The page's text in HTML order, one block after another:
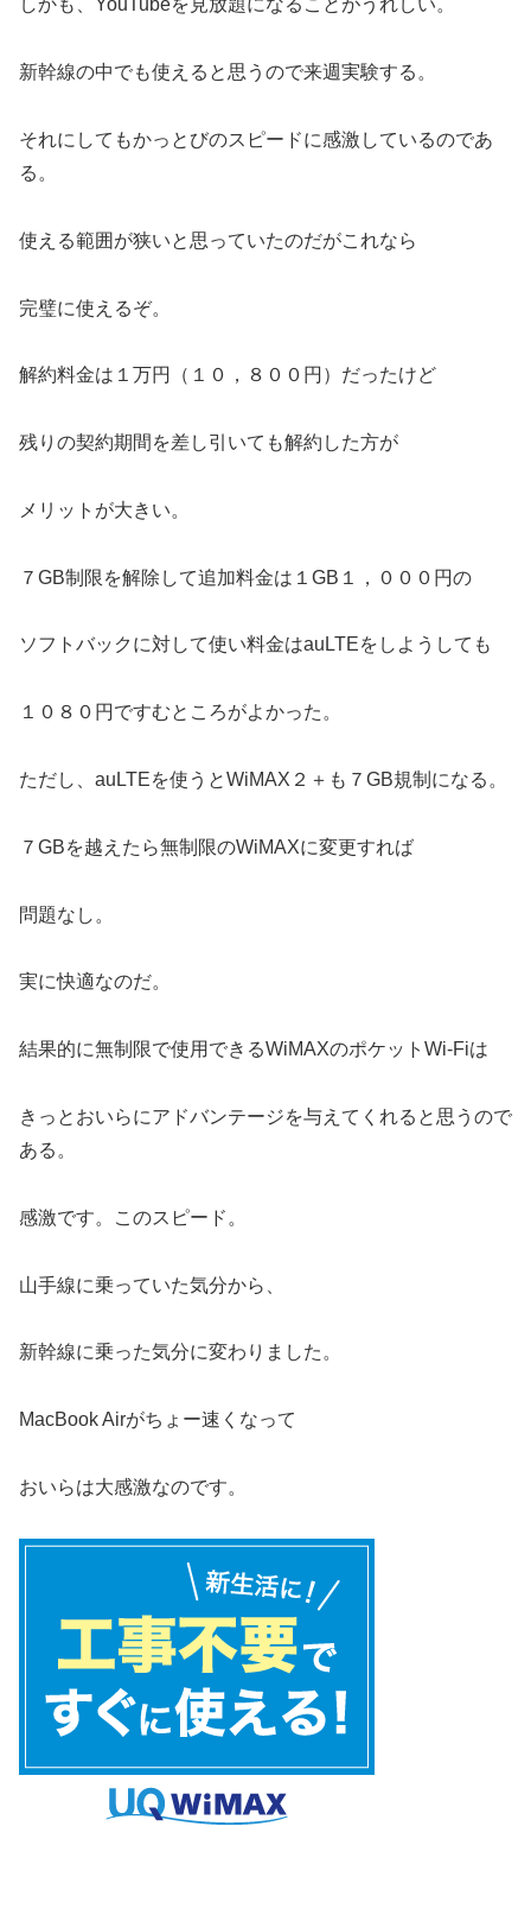
しかも、YouTubeを見放題になることがうれしい。
新幹線の中でも使えると思うので来週実験する。
それにしてもかっとびのスピードに感激しているのであ
る。
使える範囲が狭いと思っていたのだがこれなら
完璧に使えるぞ。
解約料金は１万円（１０，８００円）だったけど
残りの契約期間を差し引いても解約した方が
メリットが大きい。
７GB制限を解除して追加料金は１GB１，０００円の
ソフトバックに対して使い料金はauLTEをしようしても
１０８０円ですむところがよかった。
ただし、auLTEを使うとWiMAX２＋も７GB規制になる。
７GBを越えたら無制限のWiMAXに変更すれば
問題なし。
実に快適なのだ。
結果的に無制限で使用できるWiMAXのポケットWi-Fiは
きっとおいらにアドバンテージを与えてくれると思うので
ある。
感激です。このスピード。
山手線に乗っていた気分から、
新幹線に乗った気分に変わりました。
MacBook Airがちょー速くなって
おいらは大感激なのです。